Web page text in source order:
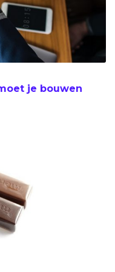
je bouwen